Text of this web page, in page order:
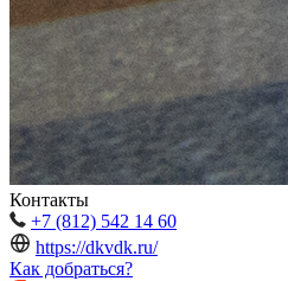
Контакты
+7 (812) 542 14 60
https://dkvdk.ru/
Как добраться?